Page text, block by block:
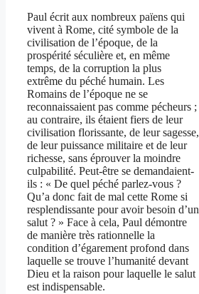
Paul écrit aux nombreux païens qui
vivent à Rome, cité symbole de la
civilisation de l’époque, de la
prospérité séculière et, en même
temps, de la corruption la plus
extrême du péché humain. Les
Romains de l’époque ne se
reconnaissaient pas comme pécheurs ;
au contraire, ils étaient fiers de leur
civilisation florissante, de leur sagesse,
de leur puissance militaire et de leur
richesse, sans éprouver la moindre
culpabilité. Peut-être se demandaient-
ils : « De quel péché parlez-vous ?
Qu’a donc fait de mal cette Rome si
resplendissante pour avoir besoin d’un
salut ? » Face à cela, Paul démontre
de manière très rationnelle la
condition d’égarement profond dans
laquelle se trouve l’humanité devant
Dieu et la raison pour laquelle le salut
est indispensable.